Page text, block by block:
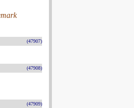
(47907)
(47908)
(47909)